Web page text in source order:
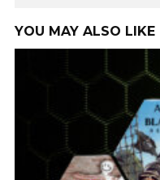
YOU MAY ALSO LIKE